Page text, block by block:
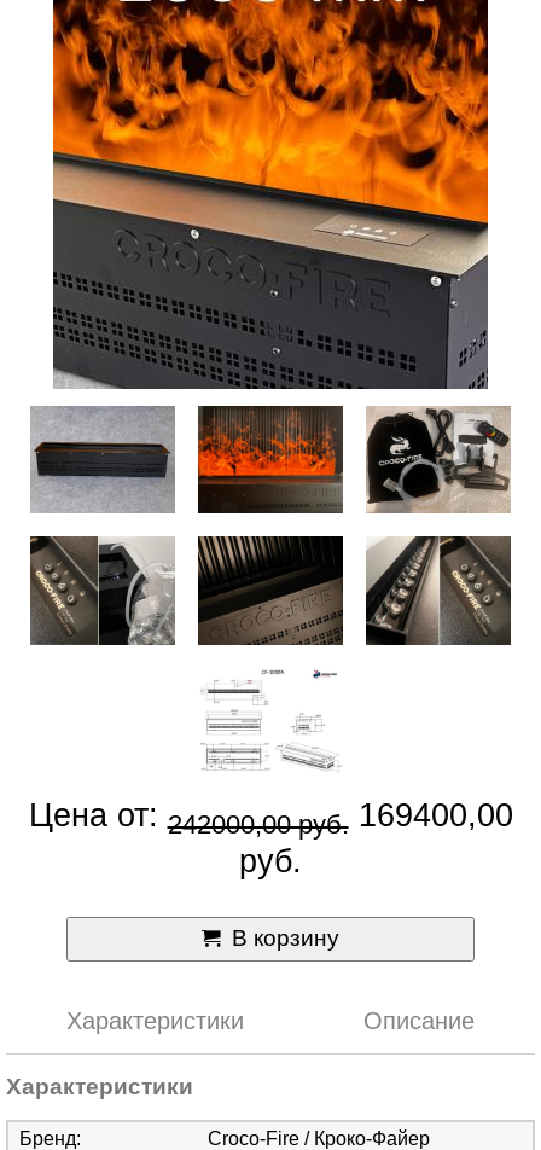
Цена от: 242000,00 руб. 169400,00
руб.
В корзину
Характеристики Описание
Характеристики
Бренд:
Croco-Fire / Кроко-Файер